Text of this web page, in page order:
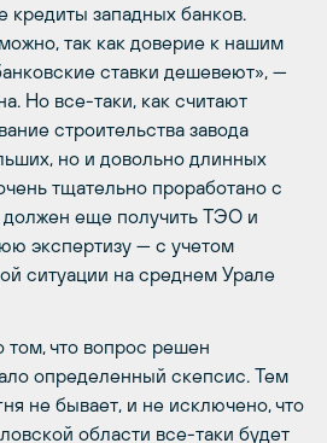
кредиты западных банков.
так как доверие к нашим
ставки дешевеют», —
Но все-таки, как считают
строительства завода
но и довольно длинных
тщательно проработано с
должен еще получить ТЭО и
экспертизу — с учетом
ситуации на среднем Урале
что вопрос решен
определенный скепсис. Тем
не бывает, и не исключено, что
области все-таки будет